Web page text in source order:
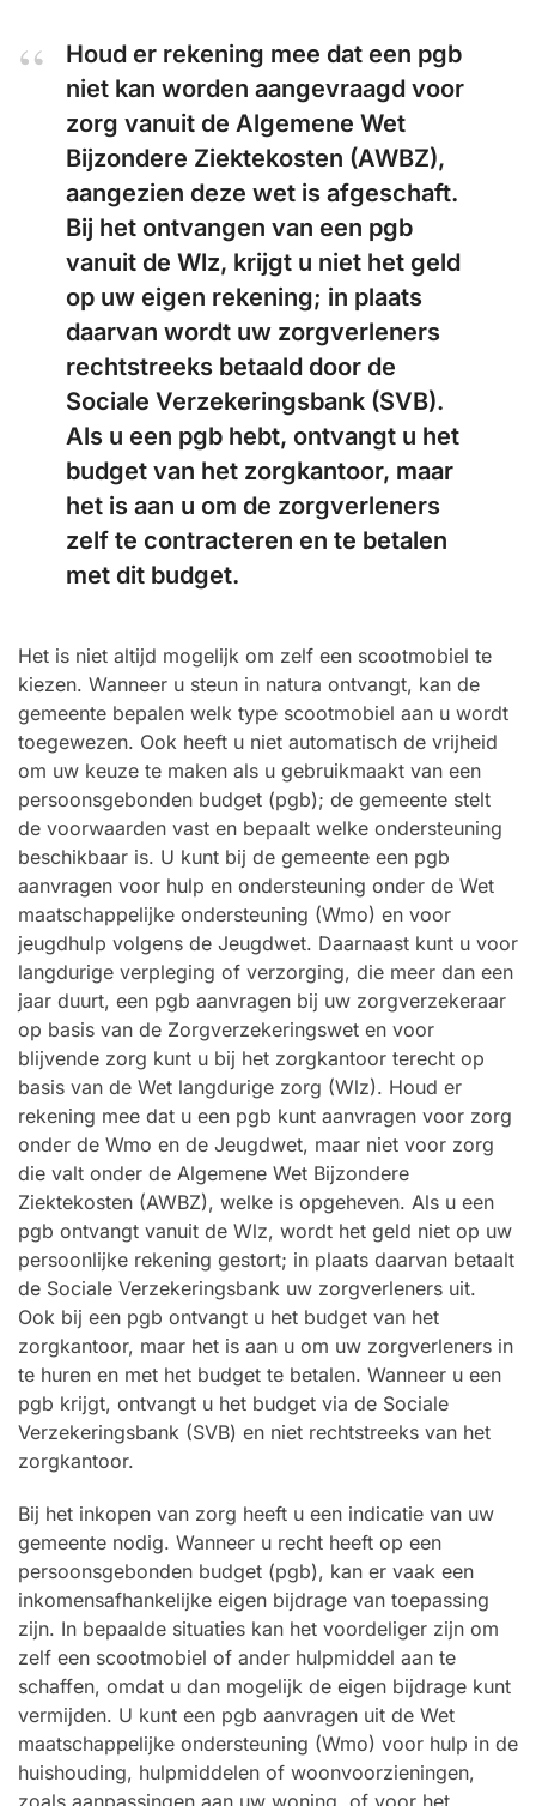
Houd er rekening mee dat een pgb
niet kan worden aangevraagd voor
zorg vanuit de Algemene Wet
Bijzondere Ziektekosten (AWBZ),
aangezien deze wet is afgeschaft.
Bij het ontvangen van een pgb
vanuit de Wlz, krijgt u niet het geld
op uw eigen rekening; in plaats
daarvan wordt uw zorgverleners
rechtstreeks betaald door de
Sociale Verzekeringsbank (SVB).
Als u een pgb hebt, ontvangt u het
budget van het zorgkantoor, maar
het is aan u om de zorgverleners
zelf te contracteren en te betalen
met dit budget.
Het is niet altijd mogelijk om zelf een scootmobiel te
kiezen. Wanneer u steun in natura ontvangt, kan de
gemeente bepalen welk type scootmobiel aan u wordt
toegewezen. Ook heeft u niet automatisch de vrijheid
om uw keuze te maken als u gebruikmaakt van een
persoonsgebonden budget (pgb); de gemeente stelt
de voorwaarden vast en bepaalt welke ondersteuning
beschikbaar is. U kunt bij de gemeente een pgb
aanvragen voor hulp en ondersteuning onder de Wet
maatschappelijke ondersteuning (Wmo) en voor
jeugdhulp volgens de Jeugdwet. Daarnaast kunt u voor
langdurige verpleging of verzorging, die meer dan een
jaar duurt, een pgb aanvragen bij uw zorgverzekeraar
op basis van de Zorgverzekeringswet en voor
blijvende zorg kunt u bij het zorgkantoor terecht op
basis van de Wet langdurige zorg (Wlz). Houd er
rekening mee dat u een pgb kunt aanvragen voor zorg
onder de Wmo en de Jeugdwet, maar niet voor zorg
die valt onder de Algemene Wet Bijzondere
Ziektekosten (AWBZ), welke is opgeheven. Als u een
pgb ontvangt vanuit de Wlz, wordt het geld niet op uw
persoonlijke rekening gestort; in plaats daarvan betaalt
de Sociale Verzekeringsbank uw zorgverleners uit.
Ook bij een pgb ontvangt u het budget van het
zorgkantoor, maar het is aan u om uw zorgverleners in
te huren en met het budget te betalen. Wanneer u een
pgb krijgt, ontvangt u het budget via de Sociale
Verzekeringsbank (SVB) en niet rechtstreeks van het
zorgkantoor.
Bij het inkopen van zorg heeft u een indicatie van uw
gemeente nodig. Wanneer u recht heeft op een
persoonsgebonden budget (pgb), kan er vaak een
inkomensafhankelijke eigen bijdrage van toepassing
zijn. In bepaalde situaties kan het voordeliger zijn om
zelf een scootmobiel of ander hulpmiddel aan te
schaffen, omdat u dan mogelijk de eigen bijdrage kunt
vermijden. U kunt een pgb aanvragen uit de Wet
maatschappelijke ondersteuning (Wmo) voor hulp in de
huishouding, hulpmiddelen of woonvoorzieningen,
zoals aanpassingen aan uw woning, of voor het